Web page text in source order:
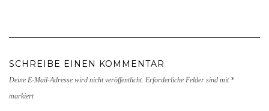
SCHREIBE EINEN KOMMENTAR
Deine E-Mail-Adresse wird nicht veröffentlicht. Erforderliche Felder sind mit *
markiert